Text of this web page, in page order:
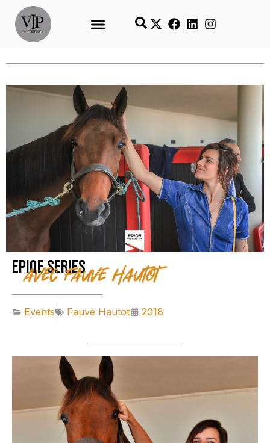
EpiqE Series
avec Fauve Hautot
Events Fauve Hautot 2018